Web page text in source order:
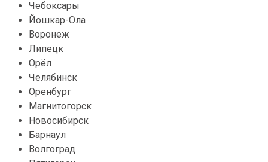
Чебоксары
Йошкар-Ола
Воронеж
Липецк
Орёл
Челябинск
Оренбург
Магнитогорск
Новосибирск
Барнаул
Волгоград